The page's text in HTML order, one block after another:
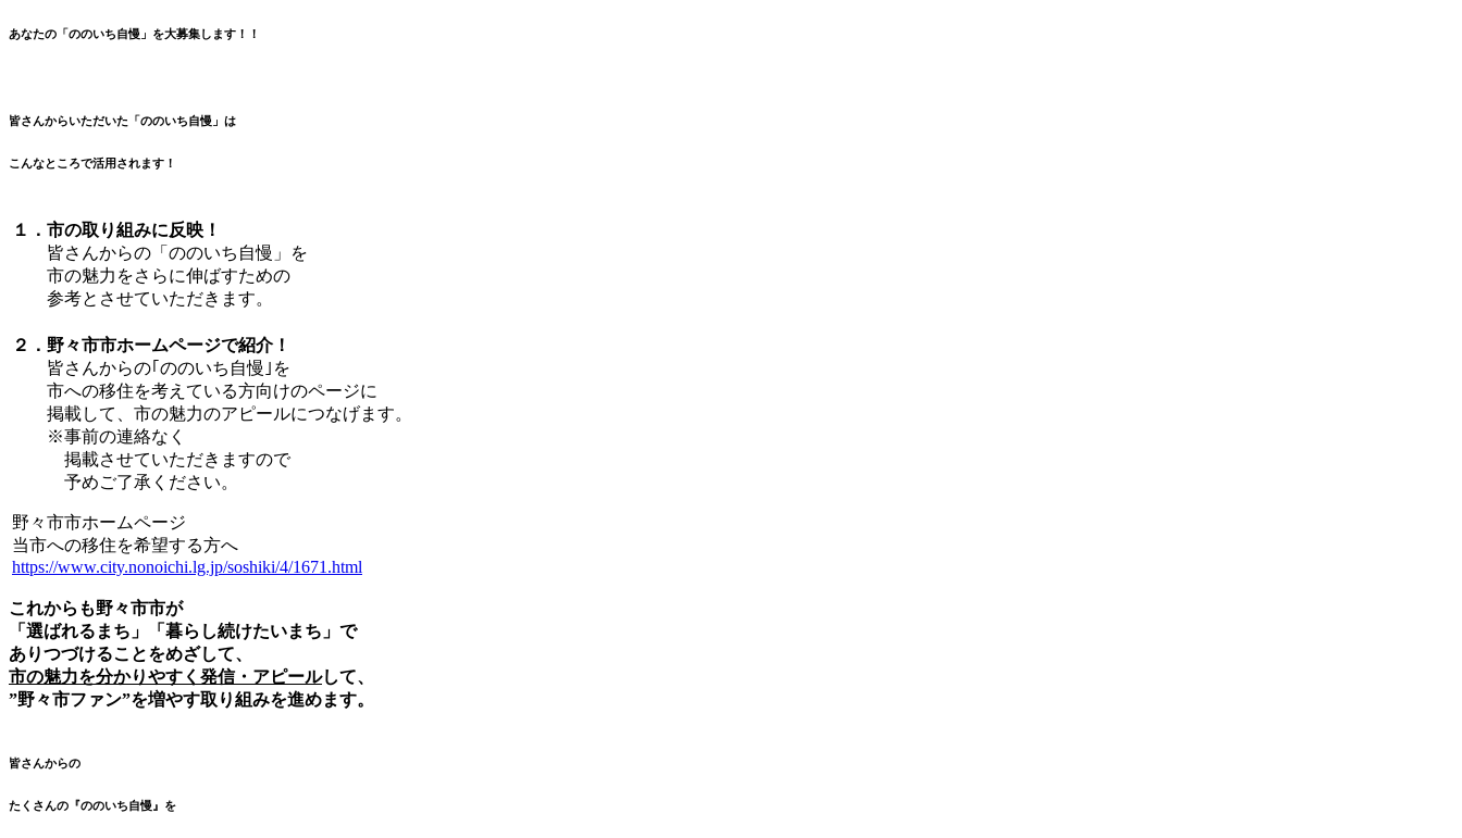
あなたの「ののいち自慢」を大募集します！！
皆さんからいただいた「ののいち自慢」は
こんなところで活用されます！
１．市の取り組みに反映！
皆さんからの「ののいち自慢」を
市の魅力をさらに伸ばすための
参考とさせていただきます。
２．野々市市ホームページで紹介！
皆さんからの｢ののいち自慢｣を
市への移住を考えている方向けのページに
掲載して、市の魅力のアピールにつなげます。
※事前の連絡なく
掲載させていただきますので
予めご了承ください。
野々市市ホームページ
当市への移住を希望する方へ
https://www.city.nonoichi.lg.jp/soshiki/4/1671.html
これからも野々市市が
「選ばれるまち」「暮らし続けたいまち」で
ありつづけることをめざして、
市の魅力を分かりやすく発信・アピールして、
”野々市ファン”を増やす取り組みを進めます。
皆さんからの
たくさんの『ののいち自慢』を